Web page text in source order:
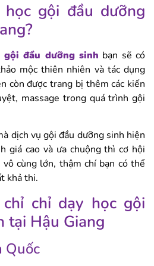
gội đầu dưỡng
gội đầu dưỡng sinh bạn sẽ có
mộc thiên nhiên và tác dụng
còn được trang bị thêm các kiến
massage trong quá trình gội
dịch vụ gội đầu dưỡng sinh hiện
giá cao và ưa chuộng thì cơ hội
cùng lớn, thậm chí bạn có thể
khả thi.
chỉ dạy học gội
tại Hậu Giang
Quốc